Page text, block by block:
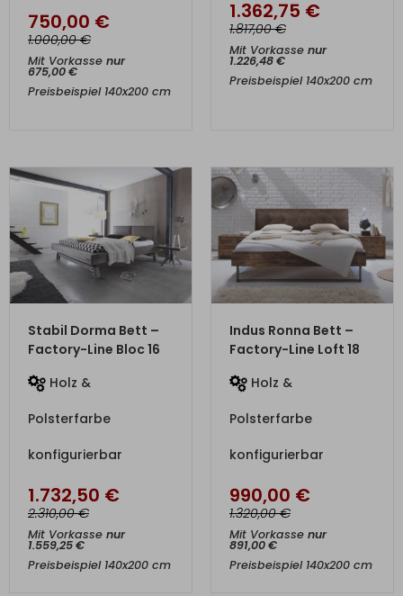
750,00 €
1.000,00€
Mit Vorkasse nur
675,00€
Preisbeispiel 140x200 cm
1.362,75 €
1.817,00€
Mit Vorkasse nur
1.226,48€
Preisbeispiel 140x200 cm
ZUM PRODUKT
Stabil Dorma Bett –
Factory-Line Bloc 16
Holz &
Polsterfarbe
konfigurierbar
1.732,50 €
2.310,00€
Mit Vorkasse nur
1.559,25€
Preisbeispiel 140x200 cm
Indus Ronna Bett –
Factory-Line Loft 18
Holz &
Polsterfarbe
konfigurierbar
990,00 €
1.320,00€
Mit Vorkasse nur
891,00€
Preisbeispiel 140x200 cm